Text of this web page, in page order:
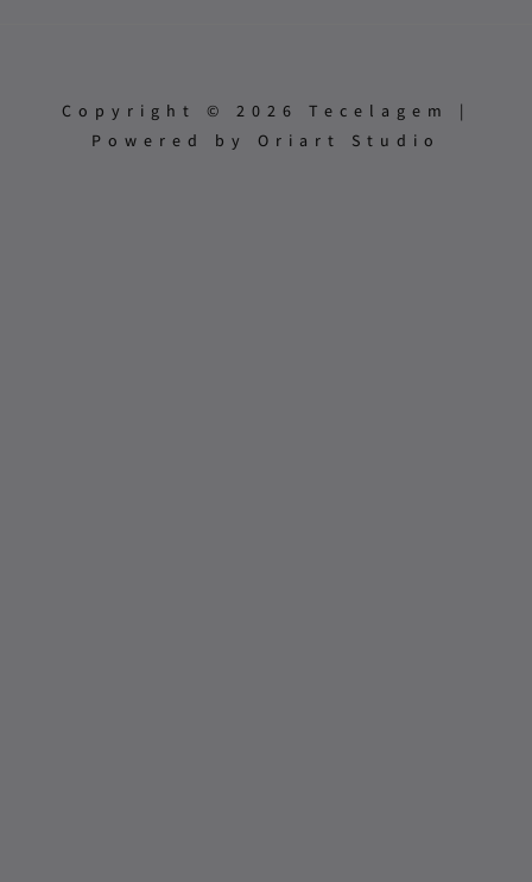
Copyright © 2026 Tecelagem |
Powered by Oriart Studio